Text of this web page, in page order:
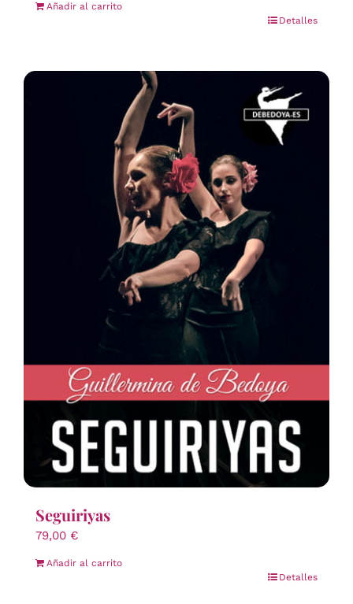
Añadir al carrito
Detalles
Seguiriyas
79,00 €
Añadir al carrito
Detalles